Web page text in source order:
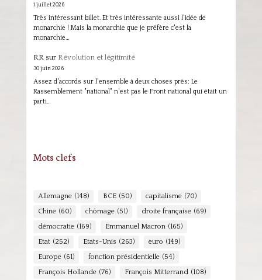
1 juillet 2026
Très intéressant billet. Et très intéressante aussi l'idée de
monarchie ! Mais la monarchie que je préfère c'est la
monarchie…
RR sur Révolution et légitimité
30 juin 2026
Assez d'accords sur l'ensemble à deux choses près: Le
Rassemblement "national" n'est pas le Front national qui était un
parti…
Mots clefs
Allemagne (148) BCE (50) capitalisme (70)
Chine (60) chômage (51) droite française (69)
démocratie (169) Emmanuel Macron (165)
Etat (252) Etats-Unis (263) euro (149)
Europe (61) fonction présidentielle (54)
François Hollande (76) François Mitterrand (108)